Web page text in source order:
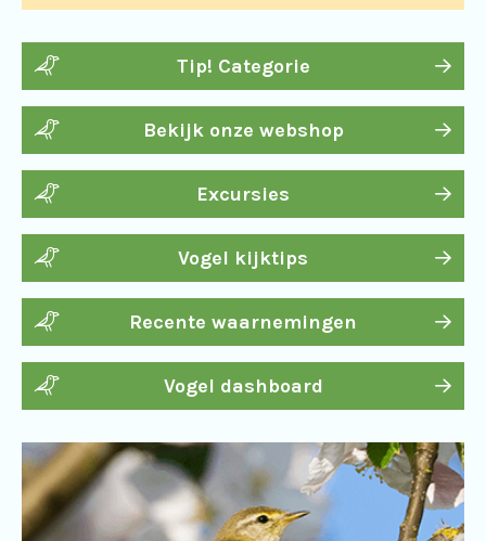
Tip! Categorie
Bekijk onze webshop
Excursies
Vogel kijktips
Recente waarnemingen
Vogel dashboard